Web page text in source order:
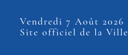
Vendredi 7 Août 2026
Site officiel de la Ville